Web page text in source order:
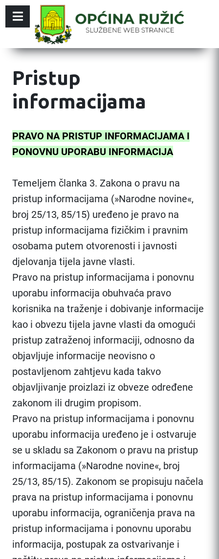
Pristup
informacijama
PRAVO NA PRISTUP INFORMACIJAMA I
PONOVNU UPORABU INFORMACIJA
Temeljem članka 3. Zakona o pravu na
pristup informacijama (»Narodne novine«,
broj 25/13, 85/15) uređeno je pravo na
pristup informacijama fizičkim i pravnim
osobama putem otvorenosti i javnosti
djelovanja tijela javne vlasti.
Pravo na pristup informacijama i ponovnu
uporabu informacija obuhvaća pravo
korisnika na traženje i dobivanje informacije
kao i obvezu tijela javne vlasti da omogući
pristup zatraženoj informaciji, odnosno da
objavljuje informacije neovisno o
postavljenom zahtjevu kada takvo
objavljivanje proizlazi iz obveze određene
zakonom ili drugim propisom.
Pravo na pristup informacijama i ponovnu
uporabu informacija uređeno je i ostvaruje
se u skladu sa Zakonom o pravu na pristup
informacijama (»Narodne novine«, broj
25/13, 85/15). Zakonom se propisuju načela
prava na pristup informacijama i ponovnu
uporabu informacija, ograničenja prava na
pristup informacijama i ponovnu uporabu
informacija, postupak za ostvarivanje i